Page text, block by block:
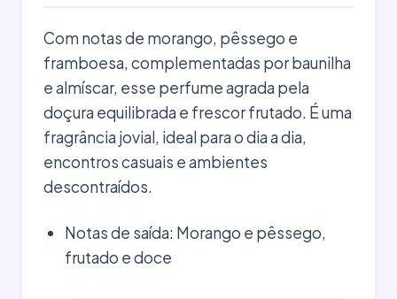
Com notas de morango, pêssego e
framboesa, complementadas por baunilha
e almíscar, esse perfume agrada pela
doçura equilibrada e frescor frutado. É uma
fragrância jovial, ideal para o dia a dia,
encontros casuais e ambientes
descontraídos.
Notas de saída: Morango e pêssego,
frutado e doce